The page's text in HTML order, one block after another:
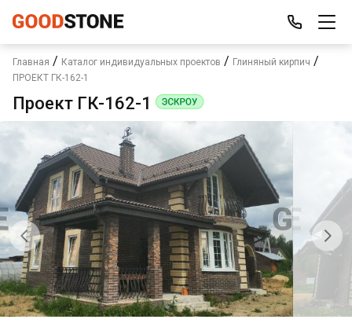
Главная / Каталог индивидуальных проектов / Глиняный кирпич /
ПРОЕКТ ГК-162-1
Проект ГК-162-1